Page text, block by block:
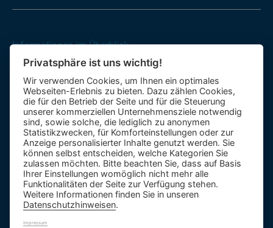
Informationen im Überblick
Gutscheine
Kontakt-Formular
Anfahrt
Mietbus
Reisebewertung
Reiseinformationen A – Z
Privatsphäre ist uns wichtig!
Wir verwenden Cookies, um Ihnen ein optimales
Webseiten-Erlebnis zu bieten. Dazu zählen Cookies,
die für den Betrieb der Seite und für die Steuerung
unserer kommerziellen Unternehmensziele notwendig
sind, sowie solche, die lediglich zu anonymen
Statistikzwecken, für Komforteinstellungen oder zur
Anzeige personalisierter Inhalte genutzt werden. Sie
können selbst entscheiden, welche Kategorien Sie
zulassen möchten. Bitte beachten Sie, dass auf Basis
Ihrer Einstellungen womöglich nicht mehr alle
Funktionalitäten der Seite zur Verfügung stehen.
Weitere Informationen finden Sie in unseren
Datenschutzhinweisen.
Impressum